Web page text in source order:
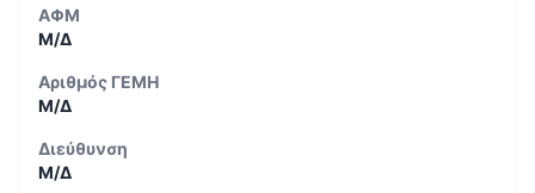
ΑΦΜ
Μ/Δ
Αριθμός ΓΕΜΗ
Μ/Δ
Διεύθυνση
Μ/Δ